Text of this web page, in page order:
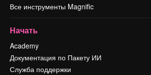
Все инструменты Magnific
Начать
Academy
Документация по Пакету ИИ
Служба поддержки